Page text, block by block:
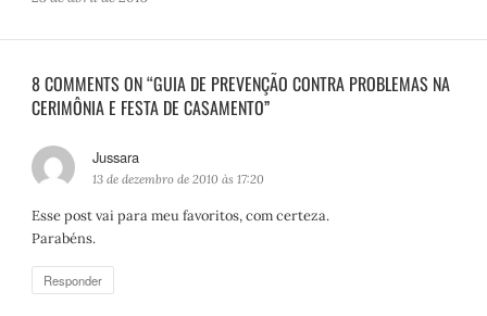
8 COMMENTS ON “GUIA DE PREVENÇÃO CONTRA PROBLEMAS NA
CERIMÔNIA E FESTA DE CASAMENTO”
Jussara
i
s
13 de dezembro de 2010 às 17:20
Esse post vai para meu favoritos, com certeza.
Parabéns.
Responder